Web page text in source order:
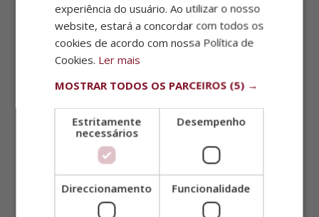
SOLICITE MAIS INFORMAÇÕES
experiência do usuário. Ao utilizar o nosso
website, estará a concordar com todos os
cookies de acordo com nossa Política de
Cookies. Ler mais
MOSTRAR TODOS OS PARCEIROS (5) →
Estritamente
necessários
Desempenho
Direccionamento Funcionalidade